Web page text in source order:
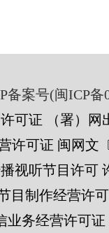
备案号(闽ICP备
可证 （署）网
许可证 闽网文
视听节目许可
目制作经营许
业务经营许可证